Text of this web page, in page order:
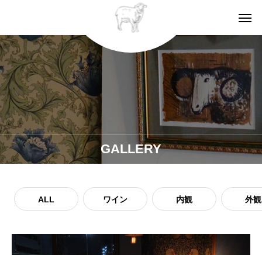
GALLERY
ALL ワイン 内観 外観